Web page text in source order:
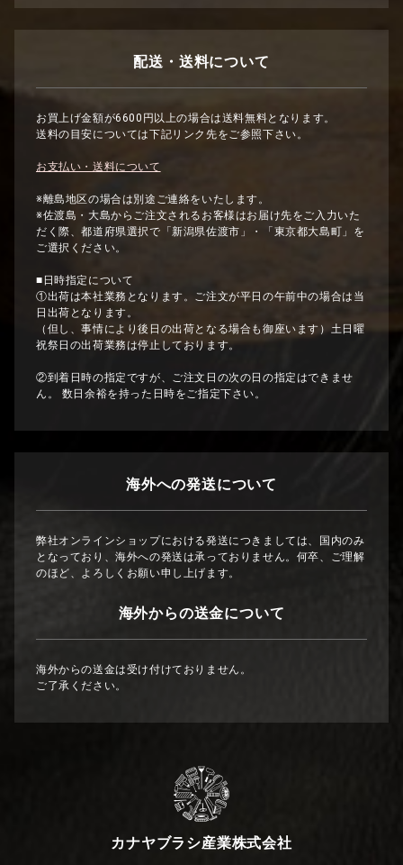
配送・送料について
お買上げ金額が6600円以上の場合は送料無料となります。
送料の目安については下記リンク先をご参照下さい。
お支払い・送料について
※離島地区の場合は別途ご連絡をいたします。
※佐渡島・大島からご注文されるお客様はお届け先をご入力いた
だく際、都道府県選択で「新潟県佐渡市」・「東京都大島町」を
ご選択ください。
■日時指定について
①出荷は本社業務となります。ご注文が平日の午前中の場合は当
日出荷となります。
（但し、事情により後日の出荷となる場合も御座います）土日曜
祝祭日の出荷業務は停止しております。
②到着日時の指定ですが、ご注文日の次の日の指定はできませ
ん。 数日余裕を持った日時をご指定下さい。
海外への発送について
弊社オンラインショップにおける発送につきましては、国内のみ
となっており、海外への発送は承っておりません。何卒、ご理解
のほど、よろしくお願い申し上げます。
海外からの送金について
海外からの送金は受け付けておりません。
ご了承ください。
カナヤブラシ産業株式会社